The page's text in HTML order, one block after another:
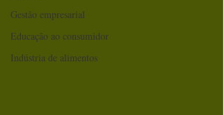
Gestão empresarial
Educação ao consumidor
Indústria de alimentos